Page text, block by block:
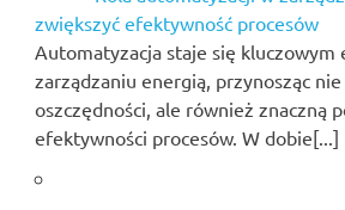
zwiększyć efektywność procesów
Automatyzacja staje się kluczowym
zarządzaniu energią, przynosząc
oszczędności, ale również znaczną
efektywności procesów. W dobie[...]